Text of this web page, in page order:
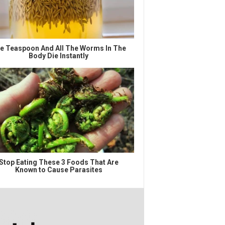
Teaspoon And All The Worms In The
Body Die Instantly
Eating These 3 Foods That Are
Known to Cause Parasites